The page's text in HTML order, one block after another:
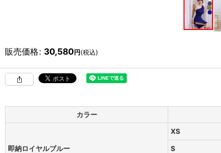
販売価格: 30,580円(税込)
カラー
即納ロイヤルブルー
XS
S